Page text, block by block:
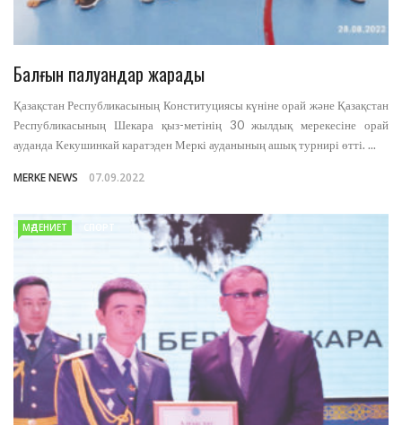
Балғын палуандар жарады
Қазақстан Республикасының Конституциясы күніне орай және Қазақстан
Республикасының Шекара қыз-метінің 30 жылдық мерекесіне орай
ауданда Кекушинкай каратэден Меркі ауданының ашық турнирі өтті. ...
MERKE NEWS 07.09.2022
МӘДЕНИЕТ СПОРТ